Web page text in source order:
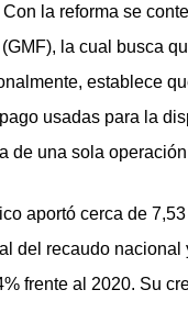
Con la reforma se
la cual busca
establece
usadas para la
de una sola
aportó cerca de
del recaudo
frente al 2020. Su